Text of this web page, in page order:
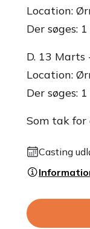
Location:
Der søges:
D. 13 Marts
Location:
Der søges:
Som tak
Casting